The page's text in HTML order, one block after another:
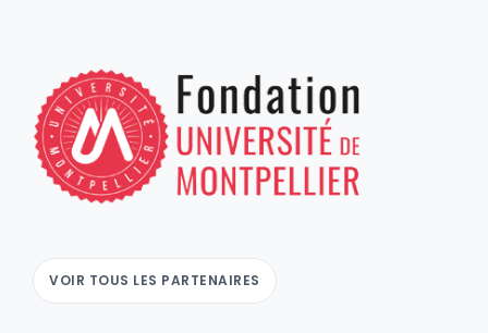
VOIR TOUS LES PARTENAIRES